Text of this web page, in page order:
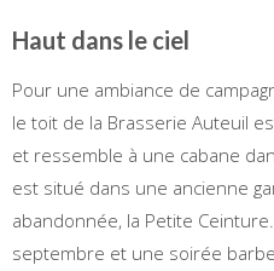
Haut dans le ciel
Pour une ambiance de
le toit de la Brasserie Auteuil
et ressemble à une cabane
est situé dans une ancienne
abandonnée, la Petite
septembre et une soirée